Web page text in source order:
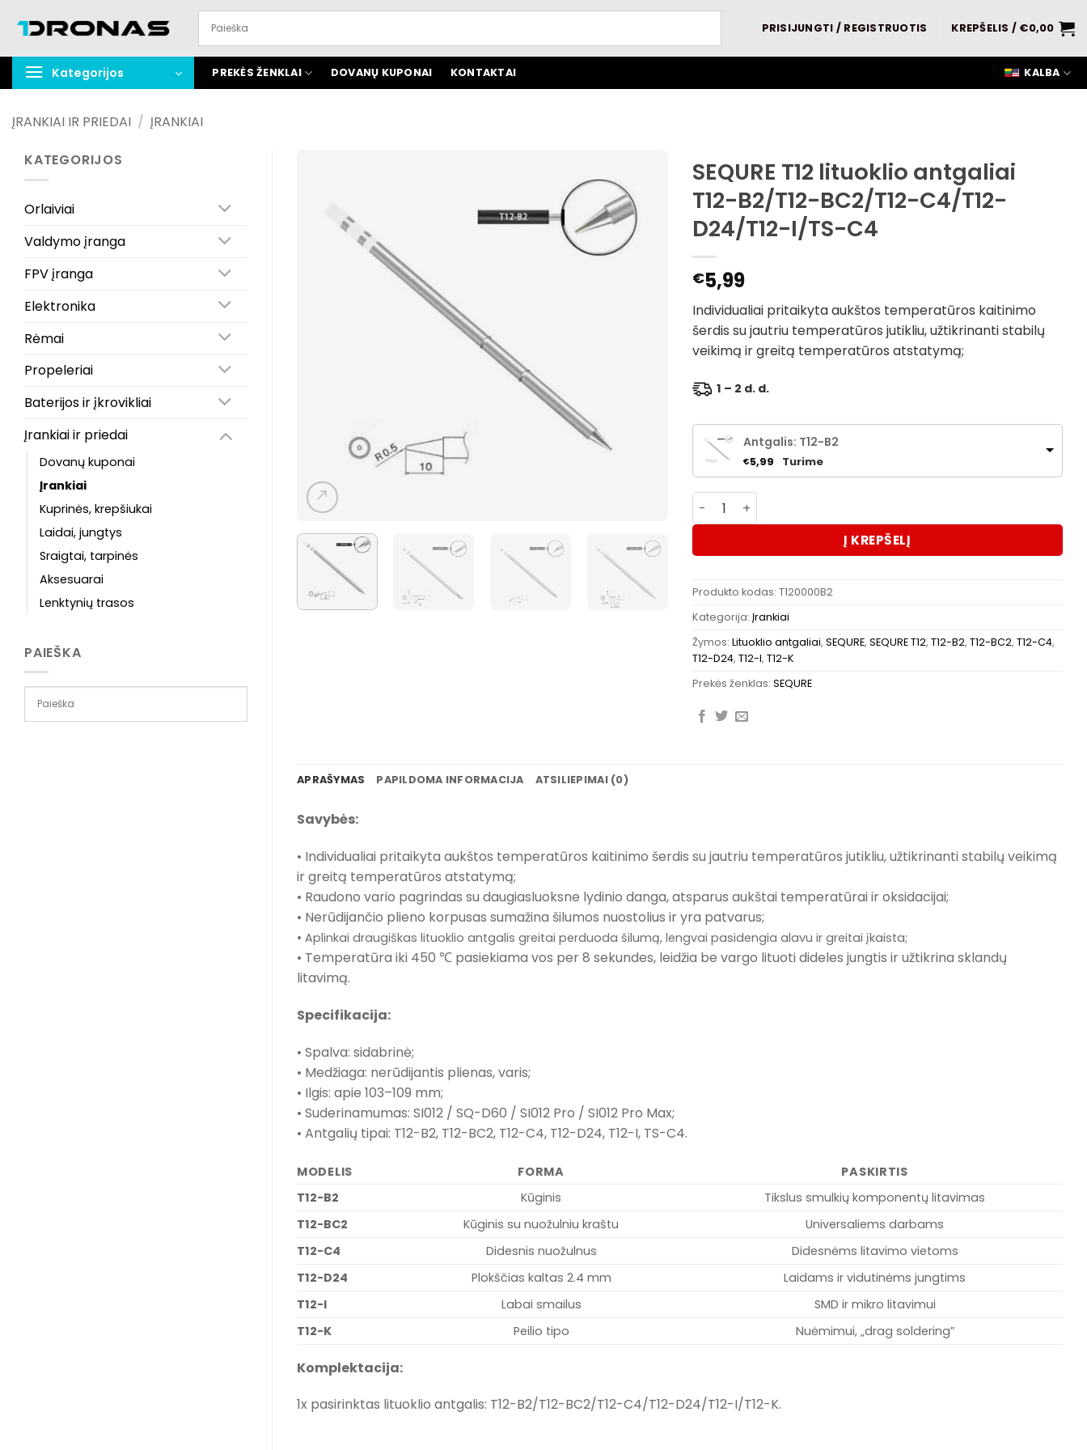
turinį
PRISIJUNGTI / REGISTRUOTIS KREPŠELIS / €0,00
Kategorijos PREKĖS ŽENKLAI DOVANŲ KUPONAI KONTAKTAI KALBA
ĮRANKIAI IR PRIEDAI / ĮRANKIAI
KATEGORIJOS
Orlaiviai
Valdymo įranga
FPV įranga
Elektronika
Rėmai
Propeleriai
Baterijos ir įkrovikliai
Įrankiai ir priedai
Dovanų kuponai
Įrankiai
Kuprinės, krepšiukai
Laidai, jungtys
Sraigtai, tarpinės
Aksesuarai
Lenktynių trasos
PAIEŠKA
SEQURE T12 lituoklio antgaliai
T12-B2/T12-BC2/T12-C4/T12-
D24/T12-I/TS-C4
€5,99
Individualiai pritaikyta aukštos temperatūros kaitinimo
šerdis su jautriu temperatūros jutikliu, užtikrinanti stabilų
veikimą ir greitą temperatūros atstatymą;
1 – 2 d. d.
Antgalis: T12-B2
€5,99 Turime
produkto kiekis: SEQURE T12 lituoklio antgaliai T12-B2/T12-
Į KREPŠELĮ
Produkto kodas: T120000B2
Kategorija: Įrankiai
Žymos: Lituoklio antgaliai, SEQURE, SEQURE T12, T12-B2, T12-BC2, T12-C4,
T12-D24, T12-I, T12-K
Prekės ženklas: SEQURE
APRAŠYMAS PAPILDOMA INFORMACIJA ATSILIEPIMAI (0)
Savybės:
• Individualiai pritaikyta aukštos temperatūros kaitinimo šerdis su jautriu temperatūros jutikliu, užtikrinanti stabilų veikimą
ir greitą temperatūros atstatymą;
• Raudono vario pagrindas su daugiasluoksne lydinio danga, atsparus aukštai temperatūrai ir oksidacijai;
• Nerūdijančio plieno korpusas sumažina šilumos nuostolius ir yra patvarus;
• Aplinkai draugiškas lituoklio antgalis greitai perduoda šilumą, lengvai pasidengia alavu ir greitai įkaista;
• Temperatūra iki 450 ℃ pasiekiama vos per 8 sekundes, leidžia be vargo lituoti dideles jungtis ir užtikrina sklandų
litavimą.
Specifikacija:
• Spalva: sidabrinė;
• Medžiaga: nerūdijantis plienas, varis;
• Ilgis: apie 103–109 mm;
• Suderinamumas: SI012 / SQ-D60 / SI012 Pro / SI012 Pro Max;
• Antgalių tipai: T12-B2, T12-BC2, T12-C4, T12-D24, T12-I, TS-C4.
MODELIS FORMA
PASKIRTIS
T12-B2
Kūginis
Tikslus smulkių komponentų litavimas
T12-BC2
Kūginis su nuožulniu kraštu
Universaliems darbams
T12-C4
Didesnis nuožulnus
Didesnėms litavimo vietoms
T12-D24
Plokščias kaltas 2.4 mm
Laidams ir vidutinėms jungtims
T12-I
Labai smailus
SMD ir mikro litavimui
T12-K
Peilio tipo Nuėmimui, „drag soldering”
Komplektacija:
1x pasirinktas lituoklio antgalis: T12-B2/T12-BC2/T12-C4/T12-D24/T12-I/T12-K.